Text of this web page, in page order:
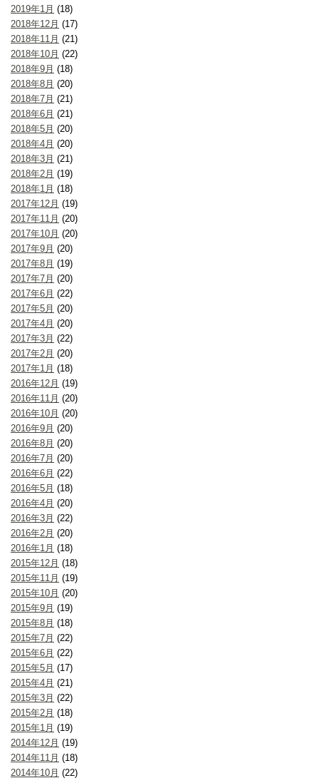
2019年1月 (18)
2018年12月 (17)
2018年11月 (21)
2018年10月 (22)
2018年9月 (18)
2018年8月 (20)
2018年7月 (21)
2018年6月 (21)
2018年5月 (20)
2018年4月 (20)
2018年3月 (21)
2018年2月 (19)
2018年1月 (18)
2017年12月 (19)
2017年11月 (20)
2017年10月 (20)
2017年9月 (20)
2017年8月 (19)
2017年7月 (20)
2017年6月 (22)
2017年5月 (20)
2017年4月 (20)
2017年3月 (22)
2017年2月 (20)
2017年1月 (18)
2016年12月 (19)
2016年11月 (20)
2016年10月 (20)
2016年9月 (20)
2016年8月 (20)
2016年7月 (20)
2016年6月 (22)
2016年5月 (18)
2016年4月 (20)
2016年3月 (22)
2016年2月 (20)
2016年1月 (18)
2015年12月 (18)
2015年11月 (19)
2015年10月 (20)
2015年9月 (19)
2015年8月 (18)
2015年7月 (22)
2015年6月 (22)
2015年5月 (17)
2015年4月 (21)
2015年3月 (22)
2015年2月 (18)
2015年1月 (19)
2014年12月 (19)
2014年11月 (18)
2014年10月 (22)